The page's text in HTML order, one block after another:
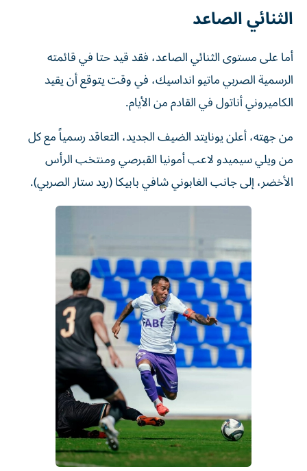
الثنائي الصاعد
أما على مستوى الثنائي الصاعد، فقد قيد حتا في قائمته
الرسمية الصربي ماتيو انداسيك، في وقت يتوقع أن يقيد
الكاميروني أناتول في القادم من الأيام.
من جهته، أعلن يونايتد الضيف الجديد، التعاقد رسمياً مع كل
من ويلي سيميدو لاعب أمونيا القبرصي ومنتخب الرأس
الأخضر، إلى جانب الغابوني شافي بابيكا (ريد ستار الصربي).